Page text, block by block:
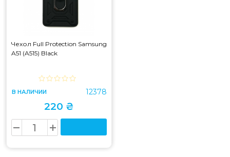
Чехол Full Protection Samsung
A51 (A515) Black
В НАЛИЧИИ 12378
220 ₴